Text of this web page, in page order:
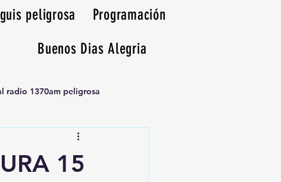
peligrosa
Programación
Buenos Dias Alegria
radio 1370am peligrosa
15